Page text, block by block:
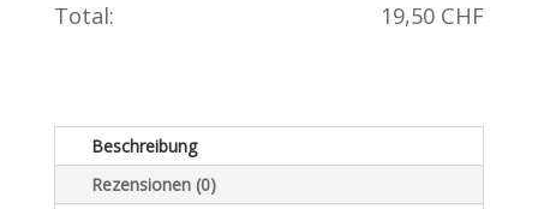
Total: 19,50 CHF
Beschreibung
Rezensionen (0)